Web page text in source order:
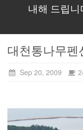
내해 드립
대천통나무펜
Sep 20, 2009